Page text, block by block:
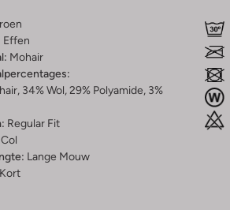
Effen
Mohair
34% Wol, 29% Polyamide, 3%
Regular Fit
Col
Lange Mouw
Kort